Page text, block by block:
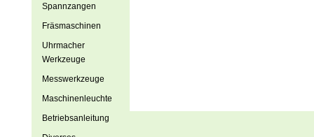
Spannzangen
Fräsmaschinen
Uhrmacher
Werkzeuge
Messwerkzeuge
Maschinenleuchte
Betriebsanleitung